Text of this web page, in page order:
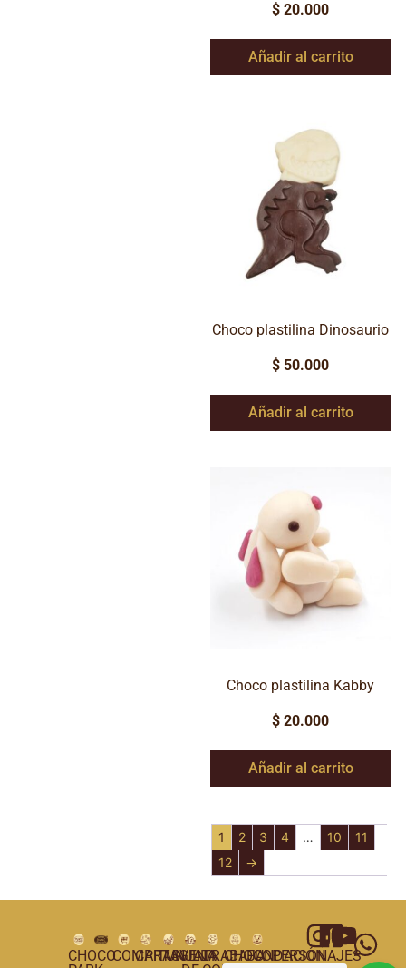
$ 20.000
Añadir al carrito
Choco plastilina Dinosaurio
$ 50.000
Añadir al carrito
Choco plastilina Kabby
$ 20.000
Añadir al carrito
1 2 3 4 … 10
11
12
→
CHOCOCOMPRAS
CARTAGENA
TUNJA
VILLATRABAJA
CHOCOPERSONAJES
FUNDACIÓN